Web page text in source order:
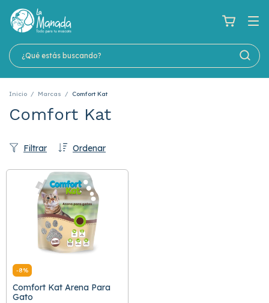
Inicio / Marcas / Comfort Kat
Comfort Kat
Ordenar
Filtrar
-8%
Comfort Kat Arena Para
Gato